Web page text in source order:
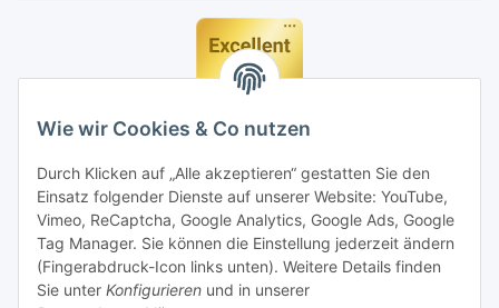
Wie wir Cookies & Co nutzen
Durch Klicken auf „Alle akzeptieren“ gestatten Sie den
Einsatz folgender Dienste auf unserer Website: YouTube,
Vimeo, ReCaptcha, Google Analytics, Google Ads, Google
Tag Manager. Sie können die Einstellung jederzeit ändern
(Fingerabdruck-Icon links unten). Weitere Details finden
Sie unter Konfigurieren und in unserer